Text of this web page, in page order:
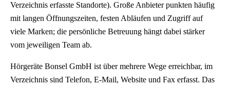
Verzeichnis erfasste Standorte). Große Anbieter punkten häufig
mit langen Öffnungszeiten, festen Abläufen und Zugriff auf
viele Marken; die persönliche Betreuung hängt dabei stärker
vom jeweiligen Team ab.
Hörgeräte Bonsel GmbH ist über mehrere Wege erreichbar, im
Verzeichnis sind Telefon, E-Mail, Website und Fax erfasst. Das